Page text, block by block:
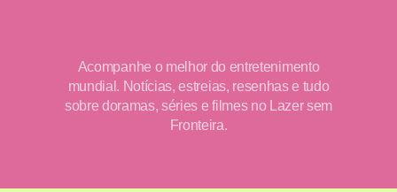
Acompanhe o melhor do entretenimento
mundial. Notícias, estreias, resenhas e tudo
sobre doramas, séries e filmes no Lazer sem
Fronteira.